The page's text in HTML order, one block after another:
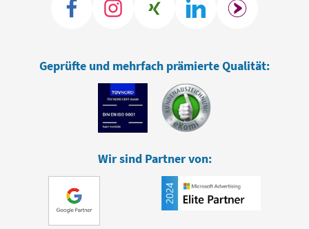
Geprüfte und mehrfach prämierte Qualität:
Wir sind Partner von: